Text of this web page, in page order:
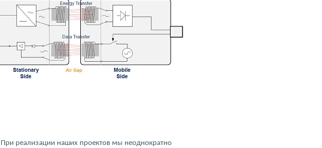
При реализации наших проектов мы неоднократно